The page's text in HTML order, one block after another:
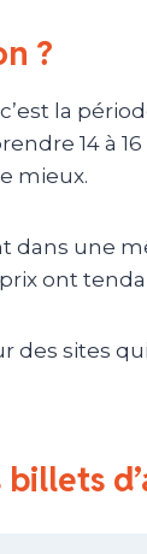
?
la
14 à
mieux.
une
ont
des sites